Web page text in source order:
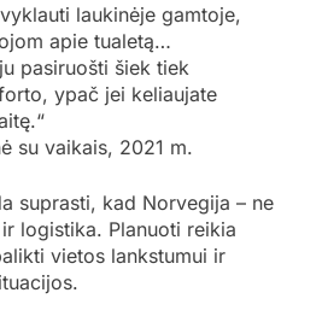
laukinėje gamtoje,
apie tualetą…
pasiruošti šiek tiek
ypač jei keliaujate
su vaikais, 2021 m.
suprasti, kad Norvegija – ne
logistika. Planuoti reikia
vietos lankstumui ir